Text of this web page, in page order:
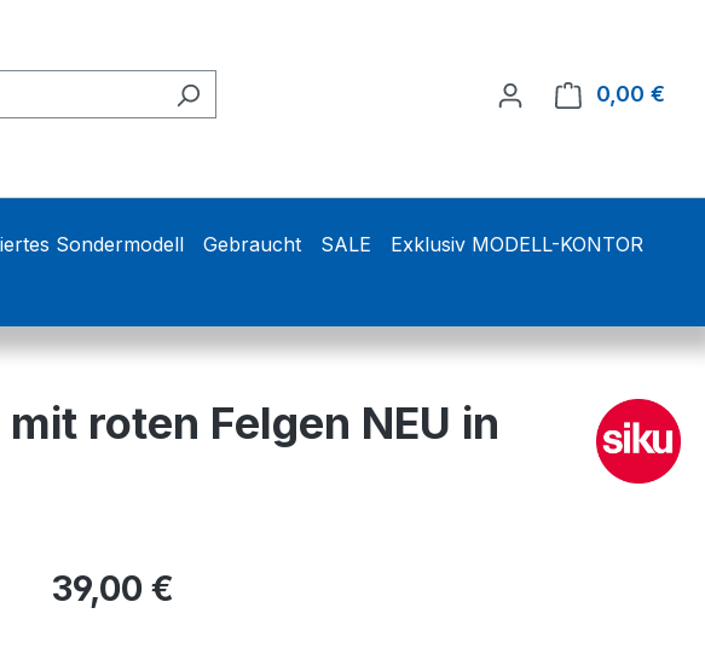
0,00 €
Sondermodell Gebraucht SALE
Exklusiv MODELL-KONTOR
roten Felgen NEU in
39,00 €